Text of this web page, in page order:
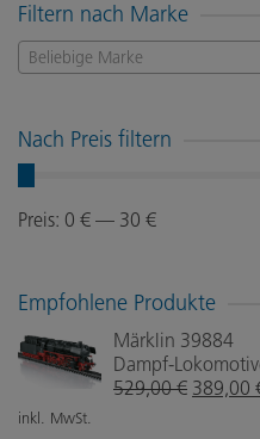
Filtern nach Marke
Beliebige Marke
Nach Preis filtern
Min.
Max.
Preis: 0 € — 30 €
Empfohlene Produkte
Märklin 39884
Dampf-
529,00€ 389,00
inkl. MwSt.